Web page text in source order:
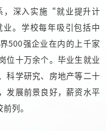
深入实施“就业提升计
。学校每年吸引包括中
500强企业在内的上千家
位十万余个。毕业生就业
科学研究、房地产等二十
发展前景良好，薪资水平
列。